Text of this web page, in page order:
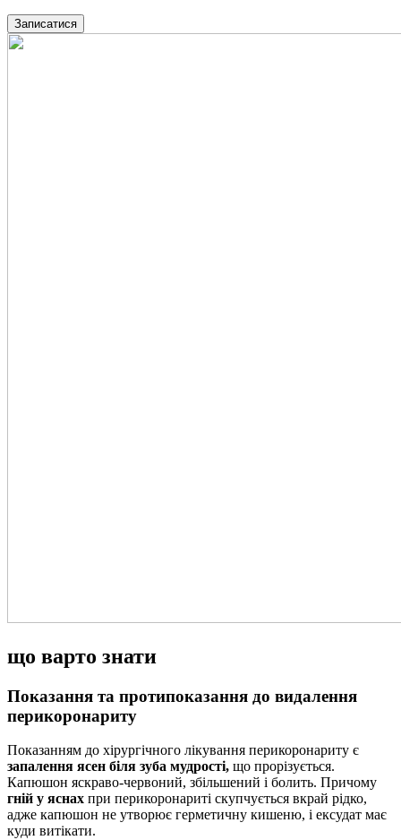
Записатися
що варто знати
Показання та протипоказання до видалення
перикоронариту
Показанням до хірургічного лікування перикоронариту є
запалення ясен біля зуба мудрості, що прорізується.
Капюшон яскраво-червоний, збільшений і болить. Причому
гній у яснах при перикоронариті скупчується вкрай рідко,
адже капюшон не утворює герметичну кишеню, і ексудат має
куди витікати.